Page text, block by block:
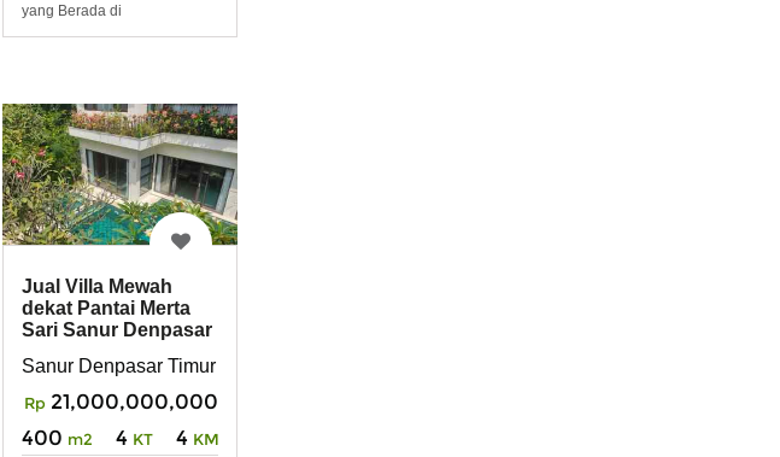
yang Berada di
Jual Villa Mewah
dekat Pantai Merta
Sari Sanur Denpasar
Sanur Denpasar Timur
Rp 21,000,000,000
400 m2 4 KT 4 KM